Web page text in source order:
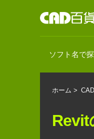
ソフト名で
ホーム >
Revit